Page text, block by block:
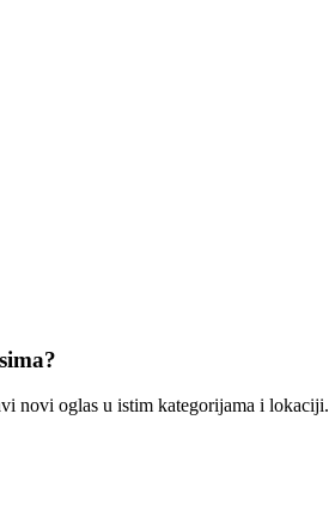
novi oglas u istim kategorijama i lokaciji.